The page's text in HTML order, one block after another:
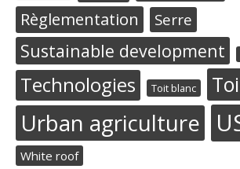
Règlementation
Serre
Sustainable development
Technologies Toit blanc
Urban agriculture
White roof